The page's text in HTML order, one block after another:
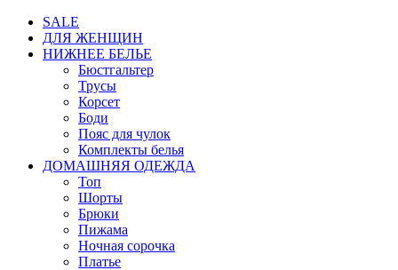
SALE
ДЛЯ ЖЕНЩИН
НИЖНЕЕ БЕЛЬЕ
Бюстгальтер
Трусы
Корсет
Боди
Пояс для чулок
Комплекты белья
ДОМАШНЯЯ ОДЕЖДА
Топ
Шорты
Брюки
Пижама
Ночная сорочка
Платье